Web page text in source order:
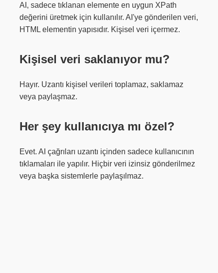
AI, sadece tıklanan elemente en uygun XPath
değerini üretmek için kullanılır. AI'ye gönderilen veri,
HTML elementin yapısıdır. Kişisel veri içermez.
Kişisel veri saklanıyor mu?
Hayır. Uzantı kişisel verileri toplamaz, saklamaz
veya paylaşmaz.
Her şey kullanıcıya mı özel?
Evet. AI çağrıları uzantı içinden sadece kullanıcının
tıklamaları ile yapılır. Hiçbir veri izinsiz gönderilmez
veya başka sistemlerle paylaşılmaz.